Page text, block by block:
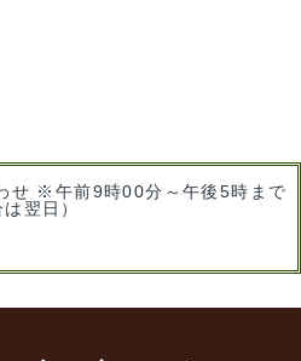
せ ※午前9時00分～午後5時まで
翌日）